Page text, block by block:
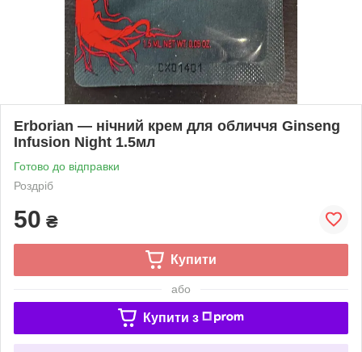
Erborian — нічний крем для обличчя Ginseng
Infusion Night 1.5мл
Готово до відправки
Роздріб
50 ₴
Купити
або
Купити з